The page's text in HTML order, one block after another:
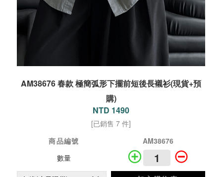
AM38676 春款 極簡弧形下擺前短後長襯衫(現貨+預
購)
NTD 1490
[已銷售 7 件]
商品編號
AM38676
數量